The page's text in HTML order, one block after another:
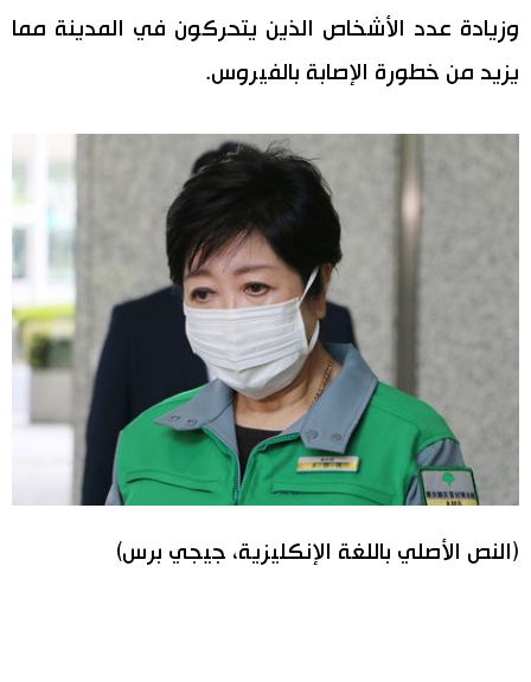
وزيادة عدد الأشخاص الذين يتحركون في المدينة مما
يزيد من خطورة الإصابة بالفيروس.
(النص الأصلي باللغة الإنكليزية، جيجي برس)